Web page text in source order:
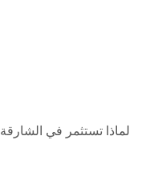
لماذا تستثمر في الشارقة